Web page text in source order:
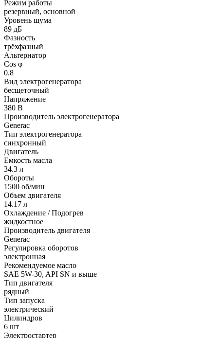
Режим работы
резервный, основной
Уровень шума
89 дБ
Фазность
трёхфазный
Альтернатор
Cos φ
0.8
Вид электрогенератора
бесщеточный
Напряжение
380 В
Производитель электрогенератора
Generac
Тип электрогенератора
синхронный
Двигатель
Емкость масла
34.3 л
Обороты
1500 об/мин
Объем двигателя
14.17 л
Охлаждение / Подогрев
жидкостное
Производитель двигателя
Generac
Регулировка оборотов
электронная
Рекомендуемое масло
SAE 5W-30, API SN и выше
Тип двигателя
рядный
Тип запуска
электрический
Цилиндров
6 шт
Электростартер